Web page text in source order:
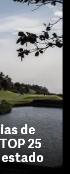
de
25
estado